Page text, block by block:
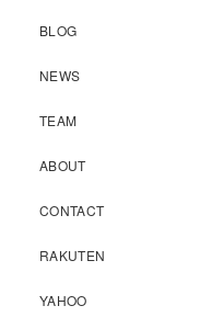
BLOG
NEWS
TEAM
ABOUT
CONTACT
RAKUTEN
YAHOO